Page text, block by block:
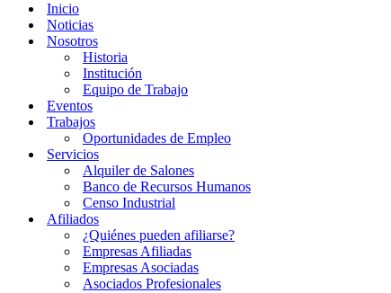
Inicio
Noticias
Nosotros
Historia
Institución
Equipo de Trabajo
Eventos
Trabajos
Oportunidades de Empleo
Servicios
Alquiler de Salones
Banco de Recursos Humanos
Censo Industrial
Afiliados
¿Quiénes pueden afiliarse?
Empresas Afiliadas
Empresas Asociadas
Asociados Profesionales